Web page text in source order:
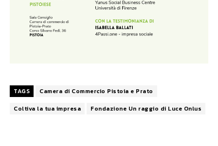
TAGS
Camera di Commercio Pistoia e Prato
Coltiva la tua impresa
Fondazione Un raggio di Luce Onlus